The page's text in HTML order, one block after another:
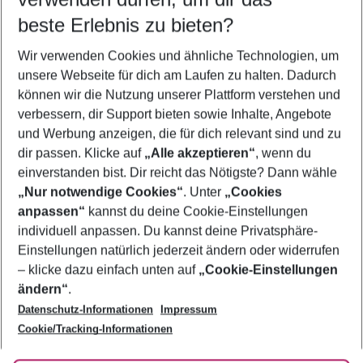
Frübucher Angebote Kos Stadt für 2026
Familienurlaub Kos Stadt
Flug & Hotel Kos Stadt
Last Minute Kos Stadt
Pauschalreisen Kos Stadt
Footer
Footer navigation
Über uns
AGB
Bestpreisgarantie
Cookie-Einstellungen ändern
Cookie-Richtlinie
Agenturbetreuung
Barrierefreies Reisen
Folge uns
beste Erlebnis zu bieten?
Wir verwenden Cookies und ähnliche Technologien, um
unsere Webseite für dich am Laufen zu halten. Dadurch
können wir die Nutzung unserer Plattform verstehen und
verbessern, dir Support bieten sowie Inhalte, Angebote
und Werbung anzeigen, die für dich relevant sind und zu
dir passen. Klicke auf „Alle akzeptieren“, wenn du
einverstanden bist. Dir reicht das Nötigste? Dann wähle
„Nur notwendige Cookies“. Unter „Cookies
anpassen“ kannst du deine Cookie-Einstellungen
individuell anpassen. Du kannst deine Privatsphäre-
Einstellungen natürlich jederzeit ändern oder widerrufen
– klicke dazu einfach unten auf „Cookie-Einstellungen
ändern“.
Datenschutz-Informationen
Impressum
Cookie/Tracking-Informationen